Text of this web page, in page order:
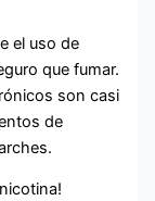
el uso de
que fumar.
son casi
de